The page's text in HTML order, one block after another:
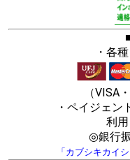
・各
（VISA
・ペイジェン
利用
◎銀行
「カブシキカイ